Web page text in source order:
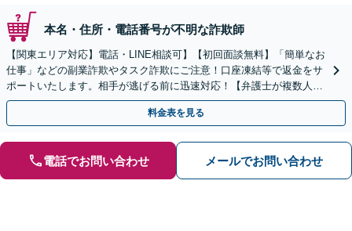
本名・住所・電話番号が不明な詐欺師
【関東エリア対応】電話・LINE相談可】【初回面談無料】「簡単なお
仕事」などの副業詐欺やタスク詐欺にご注意！口座凍結等で返金をサ
ポートいたします。相手が逃げる前に迅速対応！【弁護士が複数人在
籍】事務所内で連携し問題解決へ【休日・夜間面談可】
料金表を見る
電話でお問い合わせ メールでお問い合わせ